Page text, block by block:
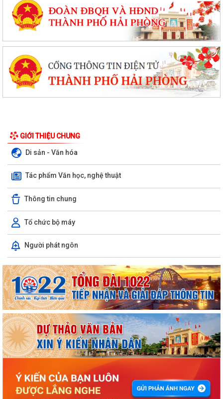
GIỚI THIỆU CHUNG
Di sản - Văn hóa
Tác phẩm Văn học, nghệ thuật
Thông tin chung
Tổ chức bộ máy
Người phát ngôn
ỦY BAN NHÂN DÂN XÃ NGUYỄN BỈNH KHIÊM TUYÊN TRUYỀN, HƯỚNG
DẪN NGƯỜI DÂN CHUYỂN ĐỔI THIẾT BỊ, SIM...
KẾ HOẠCH Triển khai tuyển chọn thực tập sinh nữ đi thực tập kỹ thuật
tại Nhật Bản Đợt II năm 2026
Kỷ niệm 79 năm Ngày Thương binh - Liệt sĩ (27-7-1947 – 27-7-2026)
KHẢO SÁT, THĂM DÒ Ý KIẾN SAU 01 NĂM THỰC HIỆN MÔ HÌNH CHÍNH